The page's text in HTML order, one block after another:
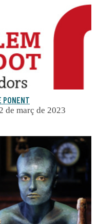
PONENT
de març de 2023